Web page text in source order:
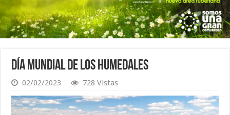
Día Mundial de los Humedales
02/02/2023 728 Vistas